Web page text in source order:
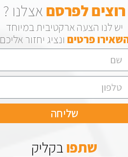
רוציםלפרסםאצלנו ?
יש לנו הצעה ארקטיבית במיוחד
פרטים ונציג יחזור אליכם
שליחה
שתפובקליק